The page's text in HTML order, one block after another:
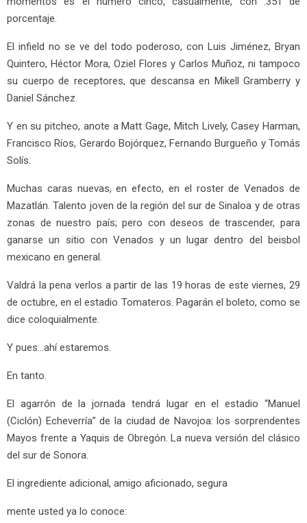
porcentaje.
El infield no se ve del todo poderoso, con Luis Jiménez, Bryan
Quintero, Héctor Mora, Oziel Flores y Carlos Muñoz, ni tampoco
su cuerpo de receptores, que descansa en Mikell Gramberry y
Daniel Sánchez.
Y en su pitcheo, anote a Matt Gage, Mitch Lively, Casey Harman,
Francisco Ríos, Gerardo Bojórquez, Fernando Burgueño y Tomás
Solís.
Muchas caras nuevas, en efecto, en el roster de Venados de
Mazatlán. Talento joven de la región del sur de Sinaloa y de otras
zonas de nuestro país; pero con deseos de trascender, para
ganarse un sitio con Venados y un lugar dentro del beisbol
mexicano en general.
Valdrá la pena verlos a partir de las 19 horas de este viernes, 29
de octubre, en el estadio Tomateros. Pagarán el boleto, como se
dice coloquialmente.
Y pues…ahí estaremos.
En tanto.
El agarrón de la jornada tendrá lugar en el estadio “Manuel
(Ciclón) Echeverría” de la ciudad de Navojoa: los sorprendentes
Mayos frente a Yaquis de Obregón. La nueva versión del clásico
del sur de Sonora.
El ingrediente adicional, amigo aficionado, segura
mente usted ya lo conoce: